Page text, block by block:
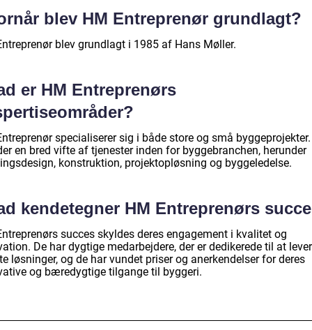
blev HM Entreprenør grundlagt?
blev grundlagt i 1985 af Hans Møller.
er HM Entreprenørs
specialiserer sig i både store og små
en bred vifte af tjenester inden for byggebranchen, herunder
konstruktion, projektopløsning og byggeledelse.
kendetegner HM Entreprenørs
succes skyldes deres engagement i kvalitet og
De har dygtige medarbejdere, der er dedikerede til at
løsninger, og de har vundet priser og anerkendelser for deres
og bæredygtige tilgange til byggeri.